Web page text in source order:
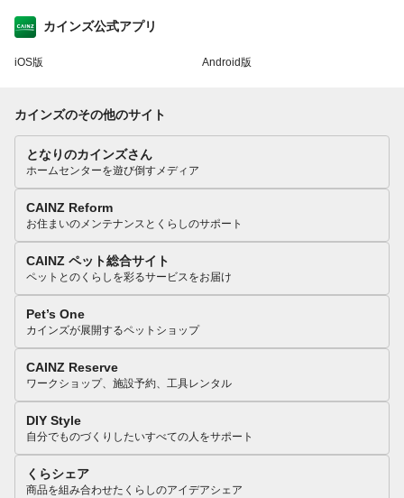
カインズ公式アプリ
iOS版 Android版
カインズのその他のサイト
となりのカインズさん
ホームセンターを遊び倒すメディア
CAINZ Reform
お住まいのメンテナンスとくらしのサポート
CAINZ ペット総合サイト
ペットとのくらしを彩るサービスをお届け
Pet’s One
カインズが展開するペットショップ
CAINZ Reserve
ワークショップ、施設予約、工具レンタル
DIY Style
自分でものづくりしたいすべての人をサポート
くらシェア
商品を組み合わせたくらしのアイデアシェア